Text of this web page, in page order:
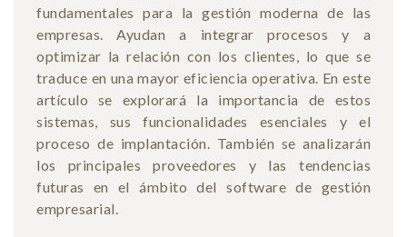
fundamentales para la gestión moderna de las
empresas. Ayudan a integrar procesos y a
optimizar la relación con los clientes, lo que se
traduce en una mayor eficiencia operativa. En este
artículo se explorará la importancia de estos
sistemas, sus funcionalidades esenciales y el
proceso de implantación. También se analizarán
los principales proveedores y las tendencias
futuras en el ámbito del software de gestión
empresarial.